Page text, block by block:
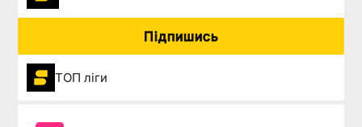
Підпишись
ТОП ліги